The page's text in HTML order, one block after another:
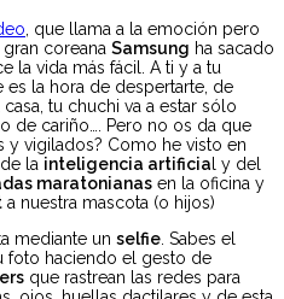
, que llama a la emoción pero
coreana Samsung ha sacado
la vida más fácil. A ti y a tu
la hora de despertarte, de
tu chuchi va a estar sólo
de cariño…. Pero no os da que
y vigilados? Como he visto en
la inteligencia artificia l y del
maratonianas en la oficina y
a nuestra mascota (o hijos)
mediante un selfie . Sabes el
foto haciendo el gesto de
que rastrean las redes para